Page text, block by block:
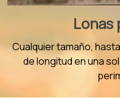
Cualquier tamaño,
de longitud en una